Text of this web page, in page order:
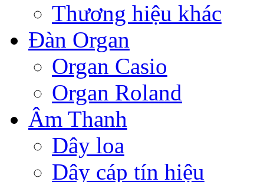
Thương hiệu khác
Đàn Organ
Organ Casio
Organ Roland
Âm Thanh
Dây loa
Dây cáp tín hiệu